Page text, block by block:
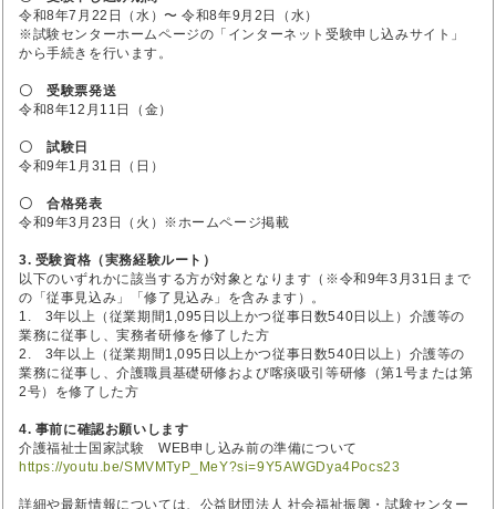
令和8年7月22日（水）〜 令和8年9月2日（水）
※試験センターホームページの「インターネット受験申し込みサイト」
から手続きを行います。
〇 受験票発送
令和8年12月11日（金）
〇 試験日
令和9年1月31日（日）
〇 合格発表
令和9年3月23日（火）※ホームページ掲載
3. 受験資格（実務経験ルート）
以下のいずれかに該当する方が対象となります（※令和9年3月31日まで
の「従事見込み」「修了見込み」を含みます）。
1. 3年以上（従業期間1,095日以上かつ従事日数540日以上）介護等の
業務に従事し、実務者研修を修了した方
2. 3年以上（従業期間1,095日以上かつ従事日数540日以上）介護等の
業務に従事し、介護職員基礎研修および喀痰吸引等研修（第1号または第
2号）を修了した方
4. 事前に確認お願いします
介護福祉士国家試験 WEB申し込み前の準備について
https://youtu.be/SMVMTyP_MeY?si=9Y5AWGDya4Pocs23
詳細や最新情報については、公益財団法人 社会福祉振興・試験センター